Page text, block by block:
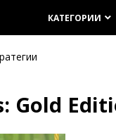
КАТЕГОРИИ keyboard_arrow_down
Gold